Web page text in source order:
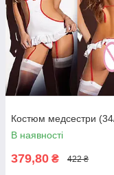
Костюм медсестри
В наявності
379,80 ₴ 422 ₴